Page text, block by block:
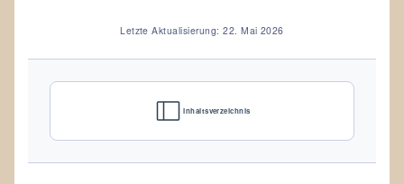
Letzte Aktualisierung: 22. Mai 2026
Inhaltsverzeichnis